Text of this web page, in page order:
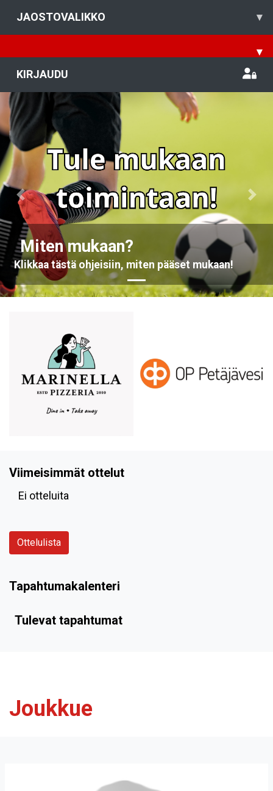
JAOSTOVALIKKO ▾
▾
KIRJAUDU
Miten mukaan?
Klikkaa tästä ohjeisiin, miten pääset mukaan!
Previous
Viimeisimmät ottelut
Ei otteluita
Ottelulista
Tapahtumakalenteri
Tulevat tapahtumat
Joukkue